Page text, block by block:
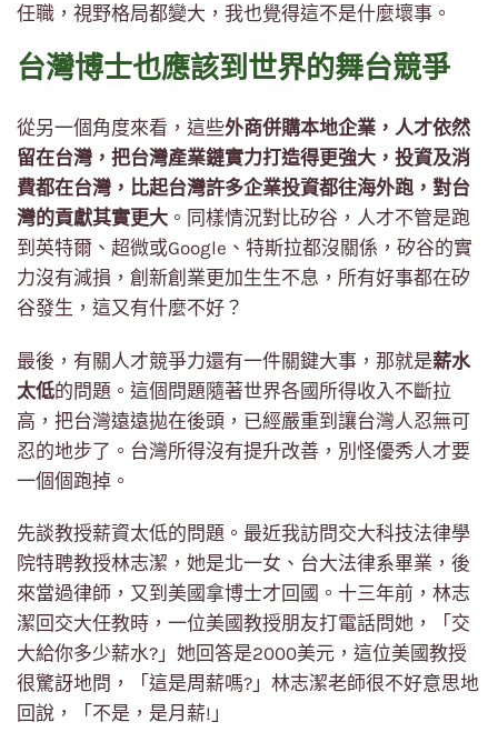
任職，視野格局都變大，我也覺得這不是什麼壞事。
台灣博士也應該到世界的舞台競爭
從另一個角度來看，這些外商併購本地企業，人才依然
留在台灣，把台灣產業鏈實力打造得更強大，投資及消
費都在台灣，比起台灣許多企業投資都往海外跑，對台
灣的貢獻其實更大 。同樣情況對比矽谷，人才不管是跑
到英特爾、超微或Google、特斯拉都沒關係，矽谷的實
力沒有減損，創新創業更加生生不息，所有好事都在矽
谷發生，這又有什麼不好？
最後，有關人才競爭力還有一件關鍵大事，那就是薪水
太低的問題。這個問題隨著世界各國所得收入不斷拉
高，把台灣遠遠拋在後頭，已經嚴重到讓台灣人忍無可
忍的地步了。台灣所得沒有提升改善，別怪優秀人才要
一個個跑掉。
先談教授薪資太低的問題。最近我訪問交大科技法律學
院特聘教授林志潔，她是北一女、台大法律系畢業，後
來當過律師，又到美國拿博士才回國。十三年前，林志
潔回交大任教時，一位美國教授朋友打電話問她，「交
大給你多少薪水?」她回答是2000美元，這位美國教授
很驚訝地問，「這是周薪嗎?」林志潔老師很不好意思地
回說，「不是，是月薪!」